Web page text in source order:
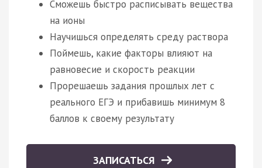
Сможешь быстро расписывать вещества
на ионы
Научишься определять среду раствора
Поймешь, какие факторы влияют на
равновесие и скорость реакции
Прорешаешь задания прошлых лет с
реального ЕГЭ и прибавишь минимум 8
баллов к своему результату
ЗАПИСАТЬСЯ